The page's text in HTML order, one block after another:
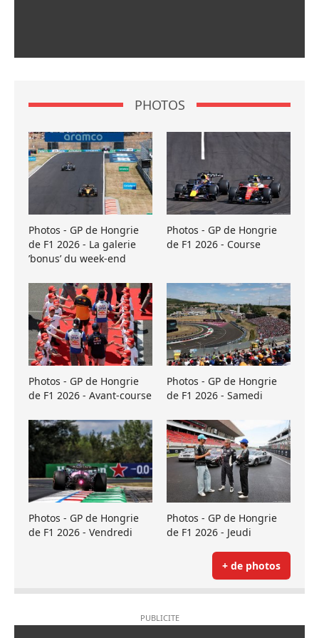
PHOTOS
Photos - GP de Hongrie
de F1 2026 - La galerie
’bonus’ du week-end
Photos - GP de Hongrie
de F1 2026 - Course
Photos - GP de Hongrie
de F1 2026 - Avant-course
Photos - GP de Hongrie
de F1 2026 - Samedi
Photos - GP de Hongrie
de F1 2026 - Vendredi
Photos - GP de Hongrie
de F1 2026 - Jeudi
+ de photos